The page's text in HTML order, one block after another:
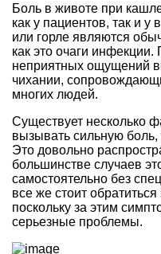
Боль в животе при
как у пациентов, так и у
или горле являются
как это очаги
неприятных ощущений
чихании,
многих людей.
Существует несколько
вызывать сильную
Это довольно
большинстве случаев
самостоятельно без
все же стоит
поскольку за этим
серьезные проблемы.